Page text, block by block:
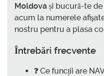
Moldova și bucură-te
acum la numerele
nostru pentru a plasa
Întrebări frecvente
❓ Ce funcții are